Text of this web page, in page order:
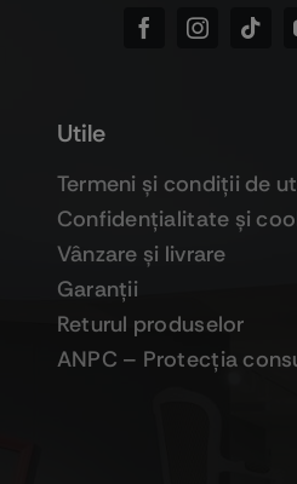
Utile
Termeni şi condiţii de
Confidenţialitate şi
Vânzare şi livrare
Garanţii
Returul produselor
ANPC – Protecţia